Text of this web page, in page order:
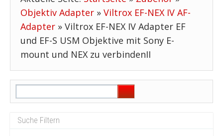
Objektiv Adapter » Viltrox EF-NEX IV AF-
Adapter » Viltrox EF-NEX IV Adapter EF
und EF-S USM Objektive mit Sony E-
mount und NEX zu verbindenII